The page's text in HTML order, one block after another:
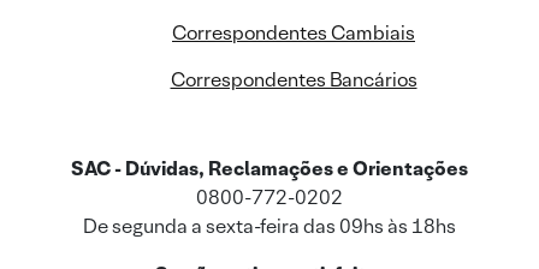
Correspondentes Cambiais
Correspondentes Bancários
SAC - Dúvidas, Reclamações e Orientações
0800-772-0202
De segunda a sexta-feira das 09hs às 18hs